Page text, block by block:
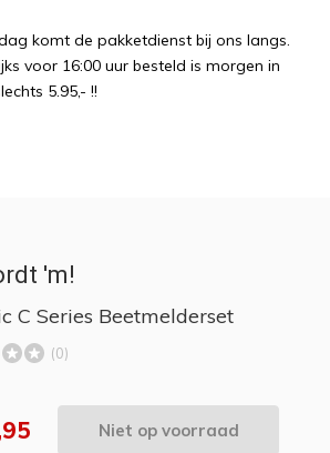
komt de pakketdienst bij ons langs.
voor 16:00 uur besteld is morgen in
5.95,- !!
'm!
C Series Beetmelderset
(0)
Niet op voorraad